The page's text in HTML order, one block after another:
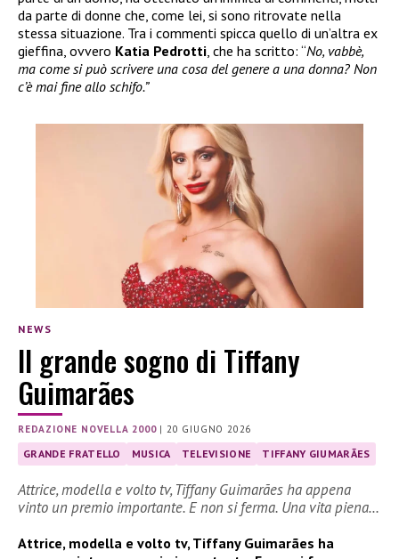
da parte di donne che, come lei, si sono ritrovate nella
stessa situazione. Tra i commenti spicca quello di un’altra ex
gieffina, ovvero Katia Pedrotti, che ha scritto: “No, vabbè,
ma come si può scrivere una cosa del genere a una donna? Non
c’è mai fine allo schifo.”
NEWS
Il grande sogno di Tiffany
Guimarães
REDAZIONE NOVELLA 2000|20 GIUGNO 2026
GRANDE FRATELLO MUSICA TELEVISIONE TIFFANY GIUMARÃES
Attrice, modella e volto tv, Tiffany Guimarães ha appena
vinto un premio importante. E non si ferma. Una vita piena…
Attrice, modella e volto tv, Tiffany Guimarães ha